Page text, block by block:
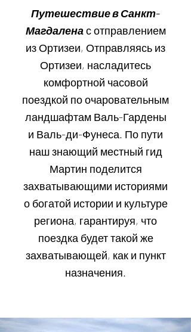
Путешествие в Санкт-
Магдалена с отправлением
из Ортизеи, Отправляясь из
Ортизеи, насладитесь
комфортной часовой
поездкой по очаровательным
ландшафтам Валь-Гардены
и Валь-ди-Фунеса. По пути
наш знающий местный гид
Мартин поделится
захватывающими историями
о богатой истории и культуре
региона, гарантируя, что
поездка будет такой же
захватывающей, как и пункт
назначения.